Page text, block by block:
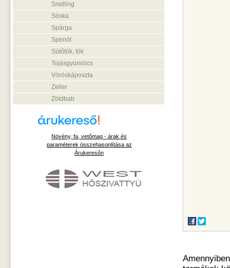
Snidling
Sóska
Spárga
Spenót
Sütőtök, tök
Tojásgyümölcs
Vöröskáposzta
Zeller
Zöldbab
Növény, fa, vetőmag - árak és
paraméterek összehasonlítása az
Árukeresőn